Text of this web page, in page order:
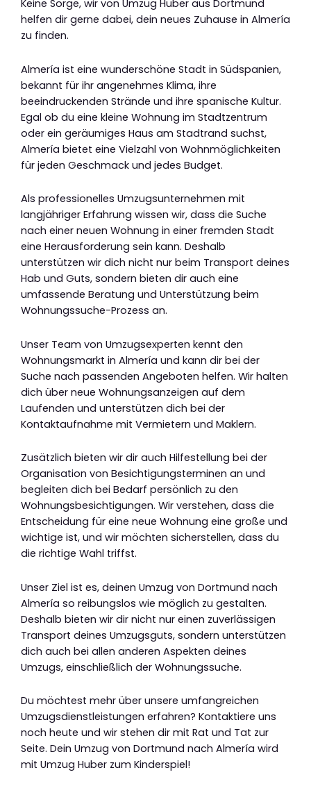
Keine Sorge, wir von Umzug Huber aus Dortmund
helfen dir gerne dabei, dein neues Zuhause in Almería
zu finden.
Almería ist eine wunderschöne Stadt in Südspanien,
bekannt für ihr angenehmes Klima, ihre
beeindruckenden Strände und ihre spanische Kultur.
Egal ob du eine kleine Wohnung im Stadtzentrum
oder ein geräumiges Haus am Stadtrand suchst,
Almería bietet eine Vielzahl von Wohnmöglichkeiten
für jeden Geschmack und jedes Budget.
Als professionelles Umzugsunternehmen mit
langjähriger Erfahrung wissen wir, dass die Suche
nach einer neuen Wohnung in einer fremden Stadt
eine Herausforderung sein kann. Deshalb
unterstützen wir dich nicht nur beim Transport deines
Hab und Guts, sondern bieten dir auch eine
umfassende Beratung und Unterstützung beim
Wohnungssuche-Prozess an.
Unser Team von Umzugsexperten kennt den
Wohnungsmarkt in Almería und kann dir bei der
Suche nach passenden Angeboten helfen. Wir halten
dich über neue Wohnungsanzeigen auf dem
Laufenden und unterstützen dich bei der
Kontaktaufnahme mit Vermietern und Maklern.
Zusätzlich bieten wir dir auch Hilfestellung bei der
Organisation von Besichtigungsterminen an und
begleiten dich bei Bedarf persönlich zu den
Wohnungsbesichtigungen. Wir verstehen, dass die
Entscheidung für eine neue Wohnung eine große und
wichtige ist, und wir möchten sicherstellen, dass du
die richtige Wahl triffst.
Unser Ziel ist es, deinen Umzug von Dortmund nach
Almería so reibungslos wie möglich zu gestalten.
Deshalb bieten wir dir nicht nur einen zuverlässigen
Transport deines Umzugsguts, sondern unterstützen
dich auch bei allen anderen Aspekten deines
Umzugs, einschließlich der Wohnungssuche.
Du möchtest mehr über unsere umfangreichen
Umzugsdienstleistungen erfahren? Kontaktiere uns
noch heute und wir stehen dir mit Rat und Tat zur
Seite. Dein Umzug von Dortmund nach Almería wird
mit Umzug Huber zum Kinderspiel!